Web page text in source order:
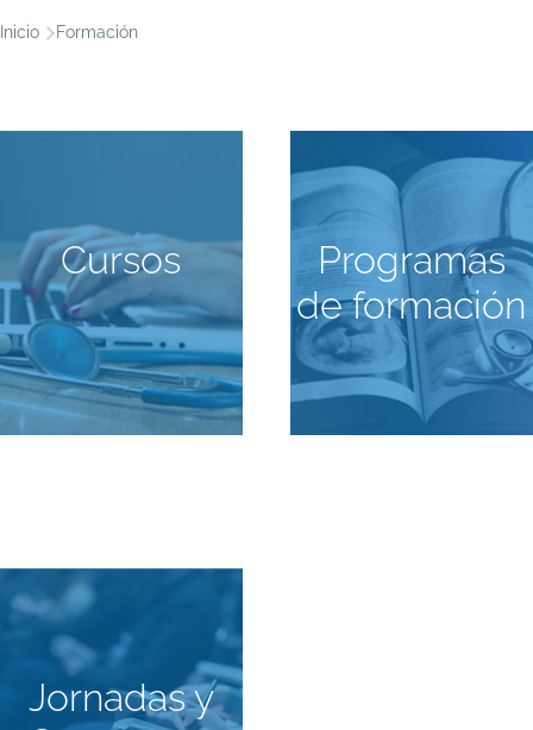
Ruta
navegación
Inicio Formación
Cursos
Programas
de formación
Jornadas y